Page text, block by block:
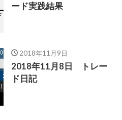
ード実践結果
2018年11月9日
2018年11月8日 トレー
ド日記